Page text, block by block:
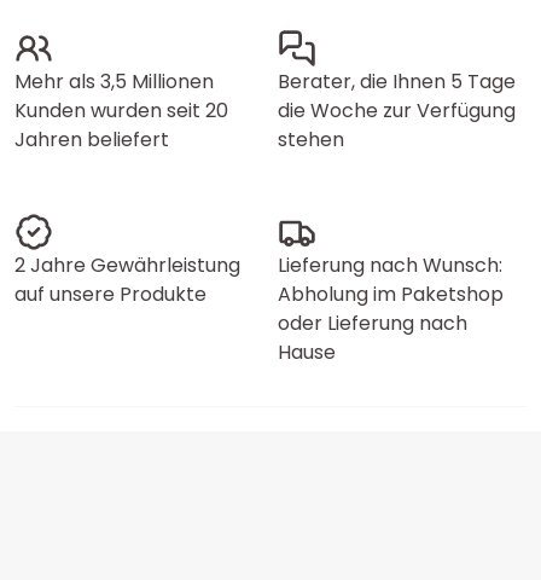
Mehr als 3,5 Millionen
Kunden wurden seit 20
Jahren beliefert
Berater, die Ihnen 5 Tage
die Woche zur Verfügung
stehen
2 Jahre Gewährleistung
auf unsere Produkte
Lieferung nach Wunsch:
Abholung im Paketshop
oder Lieferung nach
Hause